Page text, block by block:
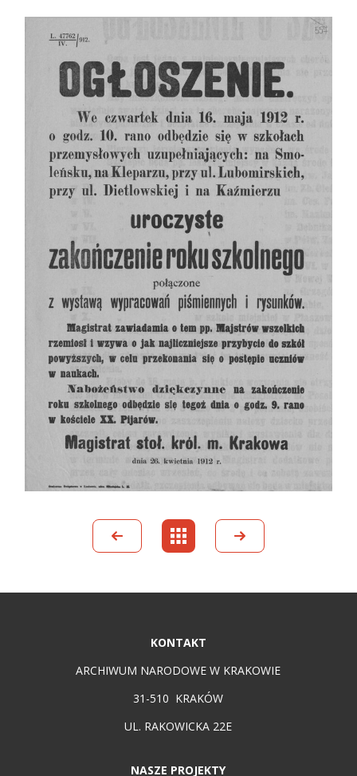
KONTAKT
ARCHIWUM NARODOWE W KRAKOWIE
31-510 KRAKÓW
UL. RAKOWICKA 22E
NASZE PROJEKTY